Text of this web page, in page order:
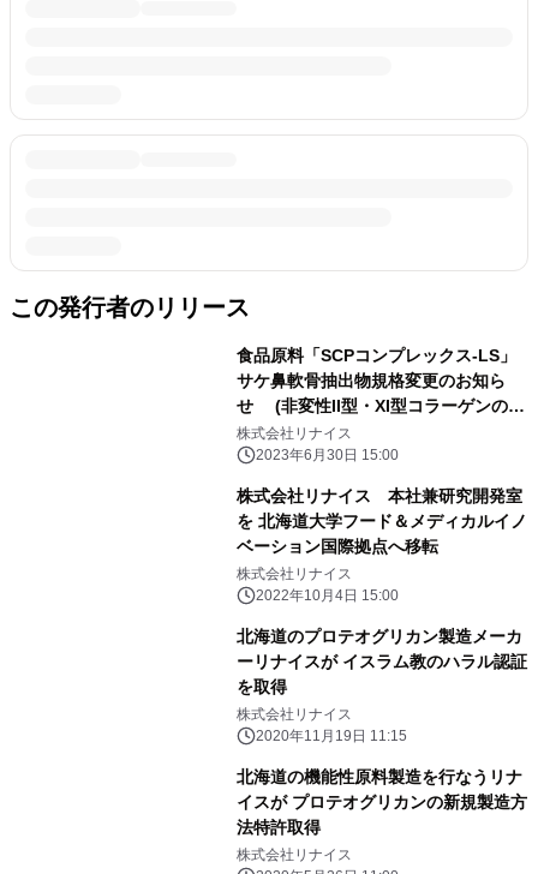
この発行者のリリース
食品原料「SCPコンプレックス-LS」
サケ鼻軟骨抽出物規格変更のお知ら
せ (非変性II型・XI型コラーゲンの規
格追加)
株式会社リナイス
2023年6月30日 15:00
株式会社リナイス 本社兼研究開発室
を 北海道大学フード＆メディカルイノ
ベーション国際拠点へ移転
株式会社リナイス
2022年10月4日 15:00
北海道のプロテオグリカン製造メーカ
ーリナイスが イスラム教のハラル認証
を取得
株式会社リナイス
2020年11月19日 11:15
北海道の機能性原料製造を行なうリナ
イスが プロテオグリカンの新規製造方
法特許取得
株式会社リナイス